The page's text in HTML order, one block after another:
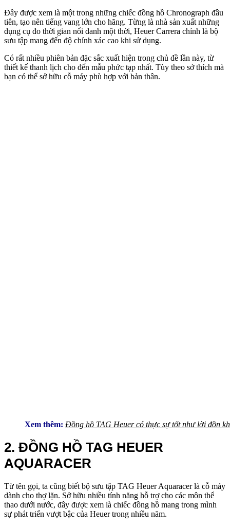
Đây được xem là một trong những chiếc đồng hồ Chronograph đầu
tiên, tạo nên tiếng vang lớn cho hãng. Từng là nhà sản xuất những
dụng cụ đo thời gian nổi danh một thời, Heuer Carrera chính là bộ
sưu tập mang đến độ chính xác cao khi sử dụng.
Có rất nhiều phiên bản đặc sắc xuất hiện trong chủ đề lần này, từ
thiết kế thanh lịch cho đến mẫu phức tạp nhất. Tùy theo sở thích mà
bạn có thể sở hữu cỗ máy phù hợp với bản thân.
Xem thêm: Đồng hồ TAG Heuer có thực sự tốt như lời đồn
2. ĐỒNG HỒ TAG HEUER
AQUARACER
Từ tên gọi, ta cũng biết bộ sưu tập TAG Heuer Aquaracer là cỗ máy
dành cho thợ lặn. Sở hữu nhiều tính năng hỗ trợ cho các môn thể
thao dưới nước, đây được xem là chiếc đồng hồ mang trong mình
sự phát triển vượt bậc của Heuer trong nhiều năm.